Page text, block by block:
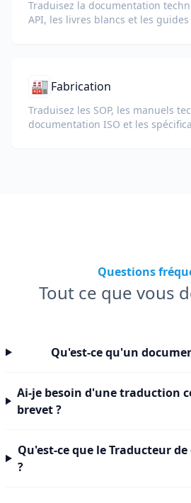
Traduisez la documentation
API, les livres blancs et les
🏭 Fabrication
Traduisez les SOP, les manuels
documentation ISO et les
Questions
Tout ce que vous
Qu'est-ce qu'un
Ai-je besoin d'une traduction
brevet ?
Qu'est-ce que le Traducteur
?